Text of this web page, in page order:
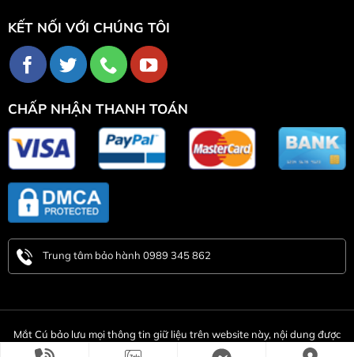
KẾT NỐI VỚI CHÚNG TÔI
CHẤP NHẬN THANH TOÁN
Trung tâm bảo hành 0989 345 862
Mắt Cú bảo lưu mọi thông tin giữ liệu trên website này, nội dung được
bảo vệ bởi DMCA